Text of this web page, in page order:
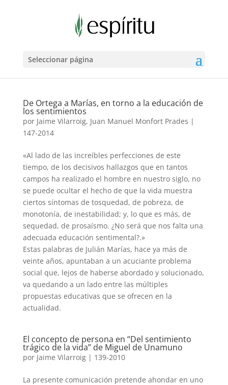
Seleccionar página
De Ortega a Marías, en torno a la educación de
los sentimientos
por Jaime Vilarroig, Juan Manuel Monfort Prades |
147-2014
«Al lado de las increíbles perfecciones de este
tiempo, de los decisivos hallazgos que en tantos
campos ha realizado el hombre en nuestro siglo, no
se puede ocultar el hecho de que la vida muestra
ciertos síntomas de tosquedad, de pobreza, de
monotonía, de inestabilidad; y, lo que es más, de
sequedad, de prosaísmo. ¿No será que nos falta una
adecuada educación sentimental?.»
Estas palabras de Julián Marías, hace ya más de
veinte años, apuntaban a un acuciante problema
social que, lejos de haberse abordado y solucionado,
va quedando a un lado entre las múltiples
propuestas educativas que se ofrecen en la
actualidad.
El concepto de persona en “Del sentimiento
trágico de la vida” de Miguel de Unamuno
por Jaime Vilarroig| 139-2010
La presente comunicación pretende ahondar en uno